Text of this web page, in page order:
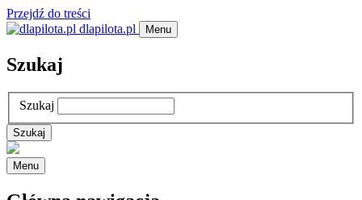
Przejdź do treści
dlapilota.pl
Menu
Szukaj
Szukaj
Menu